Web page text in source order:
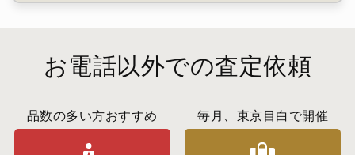
お電話以外での査定依頼
品数の多い方おすすめ 毎月、東京目白で開催